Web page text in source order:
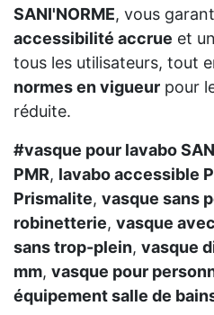
SANI'NORME, vous
accessibilité accrue et un
tous les utilisateurs, tout
normes en vigueur pour
réduite.
#vasque pour lavabo
PMR, lavabo accessible
Prismalite, vasque sans
robinetterie, vasque
sans trop-plein, vasque
mm, vasque pour
équipement salle de